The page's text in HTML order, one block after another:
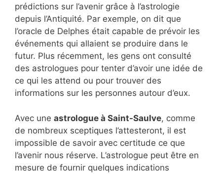
prédictions sur l’avenir grâce à l’astrologie
depuis l’Antiquité. Par exemple, on dit que
l’oracle de Delphes était capable de prévoir les
événements qui allaient se produire dans le
futur. Plus récemment, les gens ont consulté
des astrologues pour tenter d’avoir une idée de
ce qui les attend ou pour trouver des
informations sur les personnes autour d’eux.
Avec une astrologue à Saint-Saulve, comme
de nombreux sceptiques l’attesteront, il est
impossible de savoir avec certitude ce que
l’avenir nous réserve. L’astrologue peut être en
mesure de fournir quelques indications